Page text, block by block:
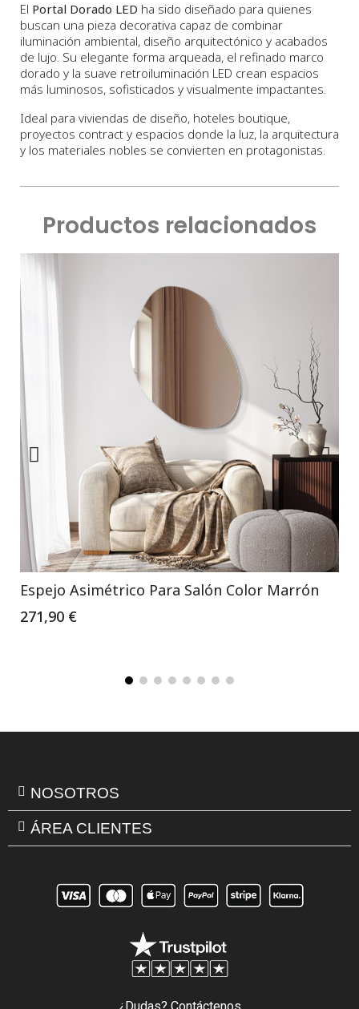
El Portal Dorado LED ha sido diseñado para quienes
buscan una pieza decorativa capaz de combinar
iluminación ambiental, diseño arquitectónico y acabados
de lujo. Su elegante forma arqueada, el refinado marco
dorado y la suave retroiluminación LED crean espacios
más luminosos, sofisticados y visualmente impactantes.
Ideal para viviendas de diseño, hoteles boutique,
proyectos contract y espacios donde la luz, la arquitectura
y los materiales nobles se convierten en protagonistas.
Productos relacionados
Espejo Asimétrico Para Salón Color Marrón
271,90 €
NOSOTROS
ÁREA CLIENTES